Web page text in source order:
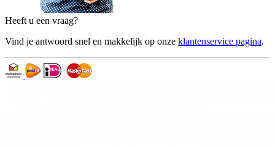
Heeft u een vraag?
Vind je antwoord snel en makkelijk op onze klantenservice pagina.